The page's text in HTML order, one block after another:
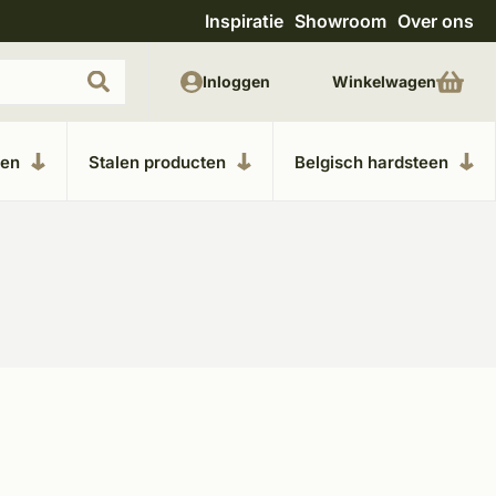
Uitgebreide showroom in Kesteren Unieke
Inspiratie Showroom Over ons
Stalen producten Belgisch hardsteen
Inloggen Winkelwagen